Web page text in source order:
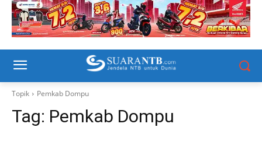
Topik Pemkab Dompu
Tag: Pemkab Dompu